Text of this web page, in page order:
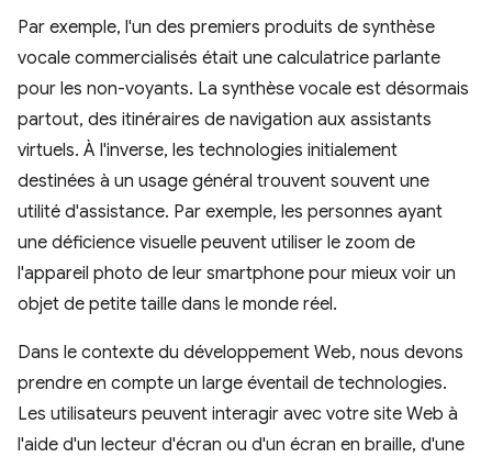
Par exemple, l'un des premiers produits de synthèse
vocale commercialisés était une calculatrice parlante
pour les non-voyants. La synthèse vocale est désormais
partout, des itinéraires de navigation aux assistants
virtuels. À l'inverse, les technologies initialement
destinées à un usage général trouvent souvent une
utilité d'assistance. Par exemple, les personnes ayant
une déficience visuelle peuvent utiliser le zoom de
l'appareil photo de leur smartphone pour mieux voir un
objet de petite taille dans le monde réel.
Dans le contexte du développement Web, nous devons
prendre en compte un large éventail de technologies.
Les utilisateurs peuvent interagir avec votre site Web à
l'aide d'un lecteur d'écran ou d'un écran en braille, d'une